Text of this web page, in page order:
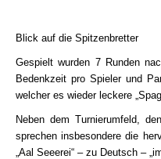
Blick auf die Spitzenbretter
Gespielt wurden 7 Runden
Bedenkzeit pro Spieler und
welcher es wieder leckere
Neben dem Turnierumfeld,
sprechen insbesondere die
„Aal Seeerei“ – zu Deutsch –